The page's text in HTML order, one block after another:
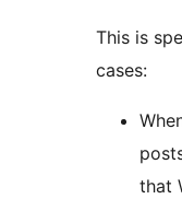
This is
cases:
that